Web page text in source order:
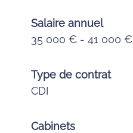
Salaire annuel
35 000 € - 41 000 €
Type de contrat
CDI
Cabinets